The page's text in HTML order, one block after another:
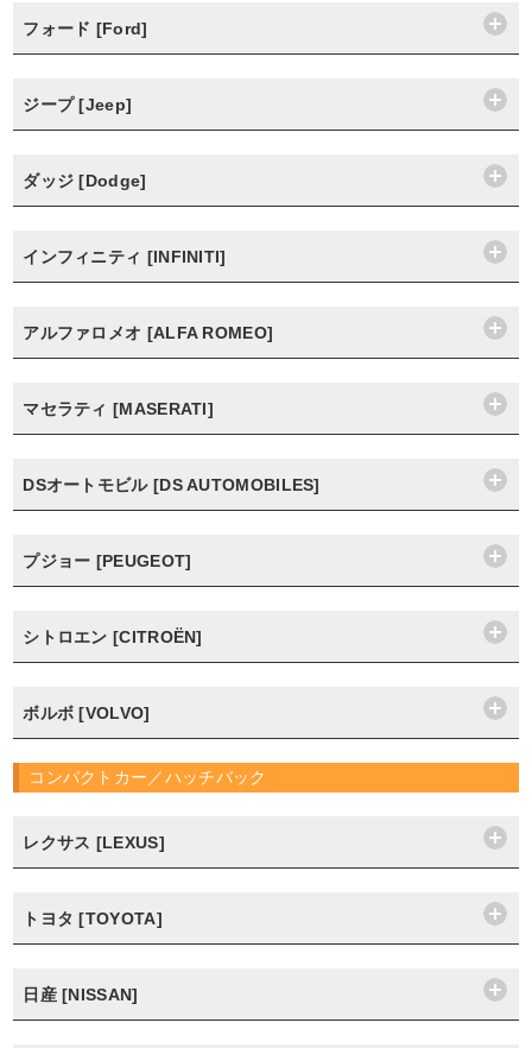
フォード [Ford]
ジープ [Jeep]
ダッジ [Dodge]
インフィニティ [INFINITI]
アルファロメオ [ALFA ROMEO]
マセラティ [MASERATI]
DSオートモビル [DS AUTOMOBILES]
プジョー [PEUGEOT]
シトロエン [CITROËN]
ボルボ [VOLVO]
コンパクトカー／ハッチバック
レクサス [LEXUS]
トヨタ [TOYOTA]
日産 [NISSAN]